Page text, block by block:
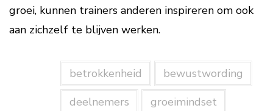
groei, kunnen trainers anderen inspireren om ook
aan zichzelf te blijven werken.
betrokkenheid
bewustwording
deelnemers
groeimindset